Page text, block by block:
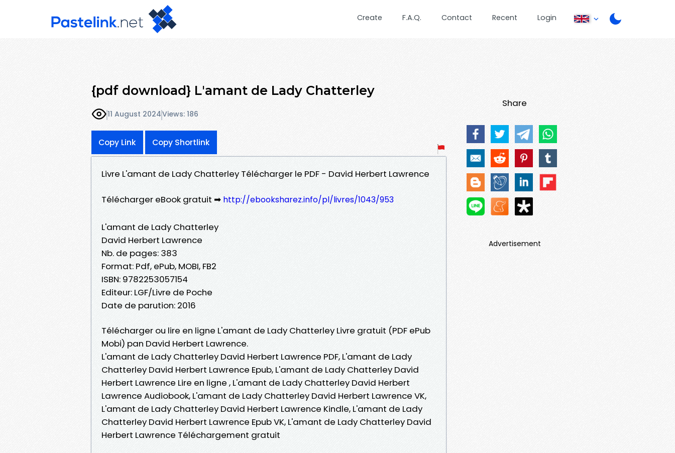
Create F.A.Q. Contact Recent Login
{pdf download} L'amant de Lady Chatterley
11 August 2024Views: 186
Copy Link Copy Shortlink
Livre L'amant de Lady Chatterley Télécharger le PDF - David Herbert Lawrence
Télécharger eBook gratuit ➡ http://ebooksharez.info/pl/livres/1043/953
L'amant de Lady Chatterley
David Herbert Lawrence
Nb. de pages: 383
Format: Pdf, ePub, MOBI, FB2
ISBN: 9782253057154
Editeur: LGF/Livre de Poche
Date de parution: 2016
Télécharger ou lire en ligne L'amant de Lady Chatterley Livre gratuit (PDF ePub
Mobi) pan David Herbert Lawrence.
L'amant de Lady Chatterley David Herbert Lawrence PDF, L'amant de Lady
Chatterley David Herbert Lawrence Epub, L'amant de Lady Chatterley David
Herbert Lawrence Lire en ligne , L'amant de Lady Chatterley David Herbert
Lawrence Audiobook, L'amant de Lady Chatterley David Herbert Lawrence VK,
L'amant de Lady Chatterley David Herbert Lawrence Kindle, L'amant de Lady
Chatterley David Herbert Lawrence Epub VK, L'amant de Lady Chatterley David
Herbert Lawrence Téléchargement gratuit
Share
Advertisement